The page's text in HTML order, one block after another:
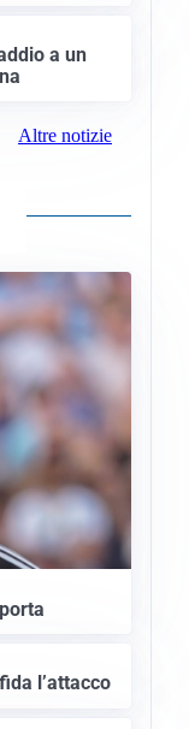
a un
Altre notizie
l’attacco